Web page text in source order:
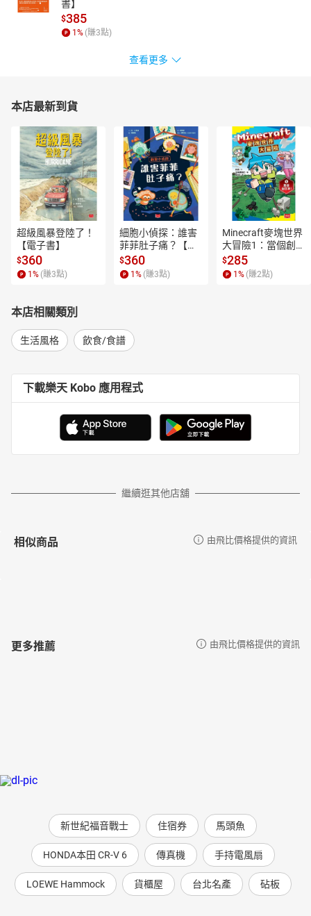
書】
$385
1 % (賺3點)
查看更多
本店最新到貨
超級風暴登陸了！
【電子書】
$360
1 % (賺3點)
細胞小偵探：誰害
菲菲肚子痛？【電
子書】
$360
1 % (賺3點)
Minecraft麥塊世界
大冒險1：當個創世
神！【電子書】
$285
1 % (賺2點)
本店相關類別
生活風格 飲食/食譜
下載樂天 Kobo 應用程式
繼續逛其他店舖
相似商品 由飛比價格提供的資訊
更多推薦 由飛比價格提供的資訊
新世紀福音戰士 住宿券 馬頭魚
HONDA本田 CR-V 6 傳真機 手持電風扇
LOEWE Hammock 貨櫃屋 台北名產 砧板